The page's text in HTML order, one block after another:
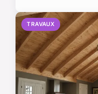
TRAVAUX